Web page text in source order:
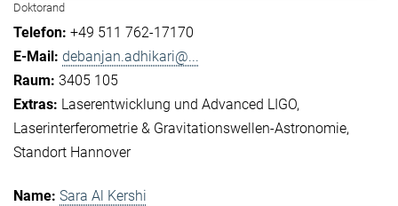
Doktorand
+49 511 762-17170
debanjan.adhikari@...
3405 105
Laserentwicklung und Advanced LIGO
Laserinterferometrie & Gravitationswellen-Astronomie
Standort Hannover
Sara Al Kershi